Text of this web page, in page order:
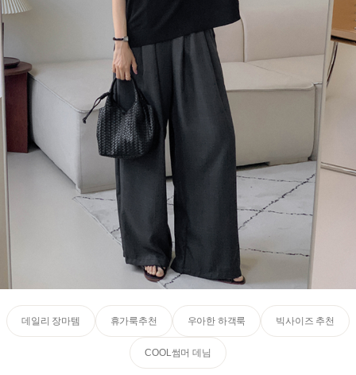
데일리 장마템 휴가룩추천 우아한 하객룩 빅사이즈 추천
COOL썸머 데님